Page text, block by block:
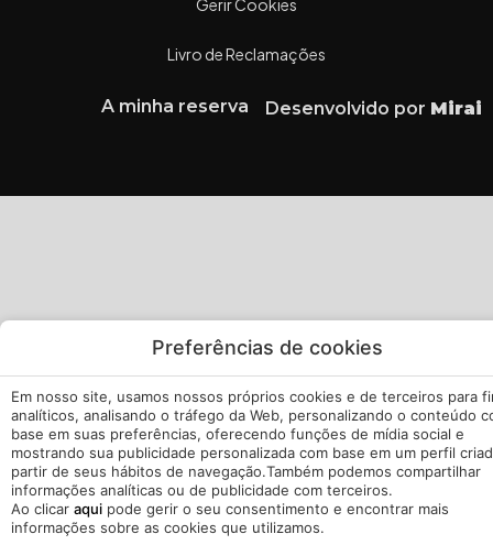
Gerir Cookies
Livro de Reclamações
A minha reserva Desenvolvido por Mirai
Preferências de cookies
Em nosso site, usamos nossos próprios cookies e de terceiros para
analíticos, analisando o tráfego da Web, personalizando o conteúdo
base em suas preferências, oferecendo funções de mídia social e
mostrando sua publicidade personalizada com base em um perfil
partir de seus hábitos de navegação.Também podemos compartilhar
informações analíticas ou de publicidade com terceiros.
Ao clicar aqui pode gerir o seu consentimento e encontrar mais
informações sobre as cookies que utilizamos.